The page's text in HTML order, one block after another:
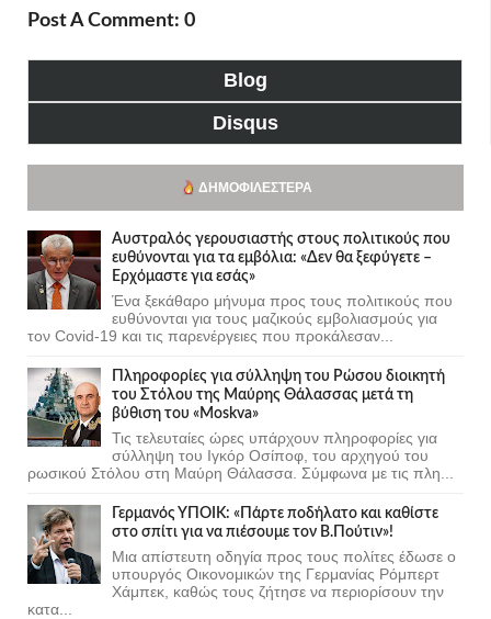
Post A Comment: 0
Blog
Disqus
ΔΗΜΟΦΙΛΈΣΤΕΡΑ
Αυστραλός γερουσιαστής στους πολιτικούς που
ευθύνονται για τα εμβόλια: «Δεν θα ξεφύγετε –
Ερχόμαστε για εσάς»
Ένα ξεκάθαρο μήνυμα προς τους πολιτικούς που
ευθύνονται για τους μαζικούς εμβολιασμούς για
τον Covid-19 και τις παρενέργειες που προκάλεσαν...
Πληροφορίες για σύλληψη του Ρώσου διοικητή
του Στόλου της Mαύρης Θάλασσας μετά τη
βύθιση του «Moskva»
Τις τελευταίες ώρες υπάρχουν πληροφορίες για
σύλληψη του Ιγκόρ Οσίποφ, του αρχηγού του
ρωσικού Στόλου στη Μαύρη Θάλασσα. Σύμφωνα με τις πλη...
Γερμανός ΥΠΟΙΚ: «Πάρτε ποδήλατο και καθίστε
στο σπίτι για να πιέσουμε τον Β.Πούτιν»!
Μια απίστευτη οδηγία προς τους πολίτες έδωσε ο
υπουργός Οικονομικών της Γερμανίας Ρόμπερτ
Χάμπεκ, καθώς τους ζήτησε να περιορίσουν την
κατα...